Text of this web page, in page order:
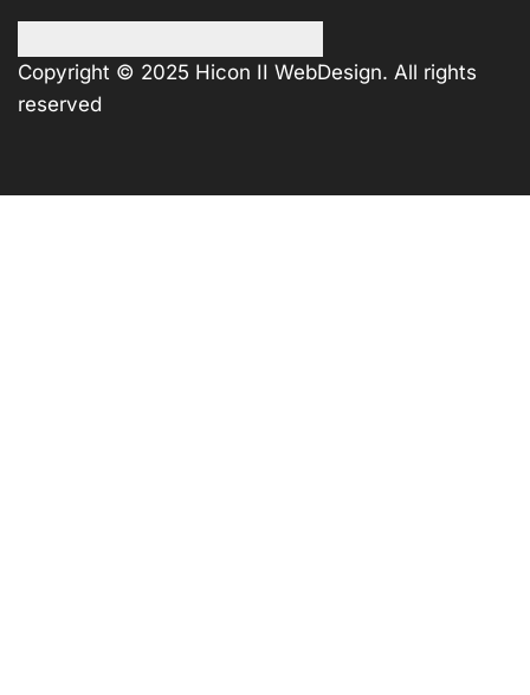
Copyright © 2025 Hicon II WebDesign. All rights
reserved